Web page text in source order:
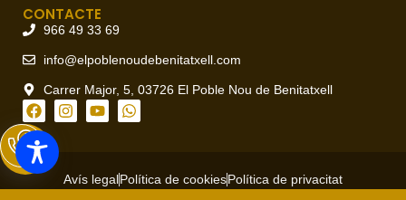
CONTACTE
966 49 33 69
info@elpoblenoudebenitatxell.com
Carrer Major, 5, 03726 El Poble Nou de Benitatxell
Avís legalPolítica de cookiesPolítica de privacitat